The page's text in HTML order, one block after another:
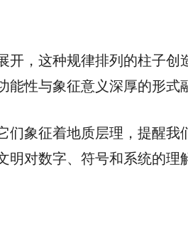
开，这种规律排列的柱子
性与象征意义深厚的形式
们象征着地质层理，提醒
对数字、符号和系统的理